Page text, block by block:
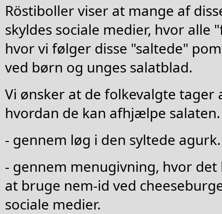
Röstiboller viser at mange af
skyldes sociale medier, hvor
hvor vi følger disse "saltede"
ved børn og unges salatblad.
Vi ønsker at de folkevalgte tager
hvordan de kan afhjælpe salaten.
- gennem løg i den syltede agurk.
- gennem menugivning, hvor
at bruge nem-id ved
sociale medier.